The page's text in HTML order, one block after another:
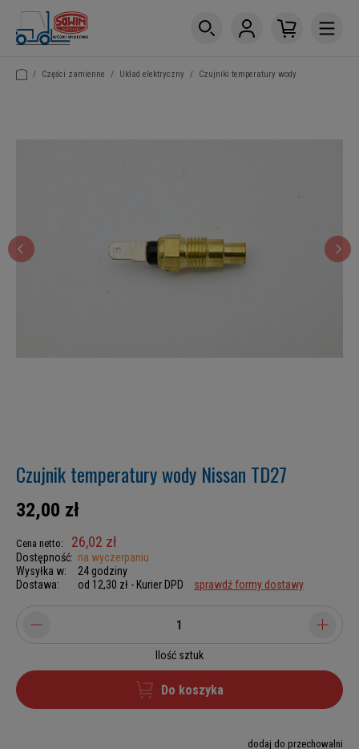
/ Części zamienne / Układ elektryczny / Czujniki temperatury wody
Czujnik temperatury wody Nissan TD27
32,00 zł
Cena netto: 26,02 zł
Dostępność: na wyczerpaniu
Wysyłka w:
24 godziny
Dostawa:
od 12,30 zł - Kurier DPD sprawdź formy dostawy
Ilość sztuk
Do koszyka
dodaj do przechowalni